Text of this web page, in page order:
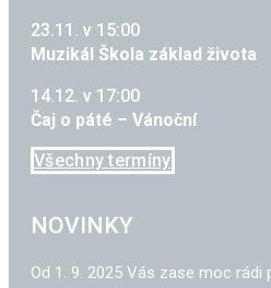
23.11. v 15:00
Muzikál Škola základ života
14.12. v 17:00
Čaj o páté – Vánoční
Všechny termíny
NOVINKY
Od 1. 9. 2025 Vás zase moc rádi